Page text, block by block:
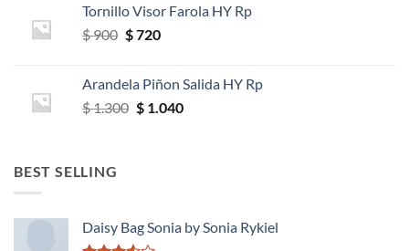
era:
$ 850.
es:
$ 680.
Tornillo Visor Farola HY Rp
$900 El
era:
$ 900.
$720El
es:
$ 720.
Arandela Piñon Salida HY Rp
$1.300 El
$1.040El
BEST SELLING
Daisy Bag Sonia by Sonia Rykiel